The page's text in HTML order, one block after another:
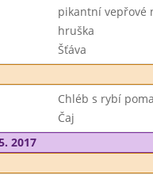
pikantní vepřové
hruška
Šťáva
Chléb s rybí
Čaj
2017